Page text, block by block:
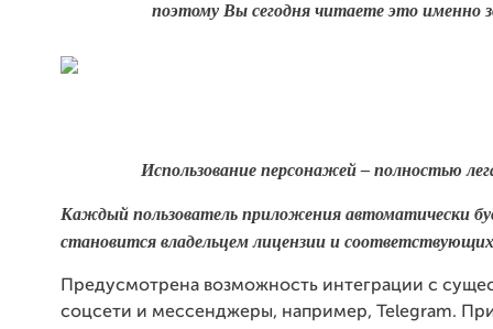
поэтому Вы сегодня читаете это именно
Использование персонажей – полностью
Каждый пользователь приложения автоматически
становится владельцем лицензии и
Предусмотрена возможность интеграции с
соцсети и мессенджеры, например, Telegram.